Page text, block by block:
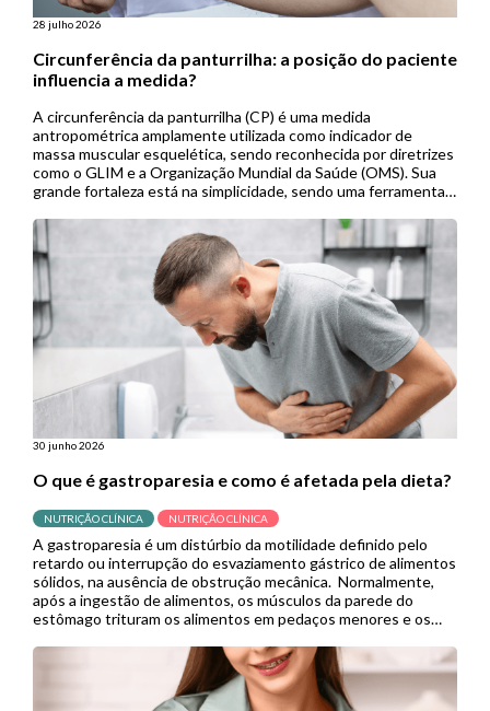
28 julho 2026
Circunferência da panturrilha: a posição do paciente
influencia a medida?
A circunferência da panturrilha (CP) é uma medida
antropométrica amplamente utilizada como indicador de
massa muscular esquelética, sendo reconhecida por diretrizes
como o GLIM e a Organização Mundial da Saúde (OMS). Sua
grande fortaleza está na simplicidade, sendo uma ferramenta
útil em contextos de menor […]
30 junho 2026
O que é gastroparesia e como é afetada pela dieta?
NUTRIÇÃO CLÍNICA NUTRIÇÃO CLÍNICA
A gastroparesia é um distúrbio da motilidade definido pelo
retardo ou interrupção do esvaziamento gástrico de alimentos
sólidos, na ausência de obstrução mecânica. Normalmente,
após a ingestão de alimentos, os músculos da parede do
estômago trituram os alimentos em pedaços menores e os
Porém, quando se […]